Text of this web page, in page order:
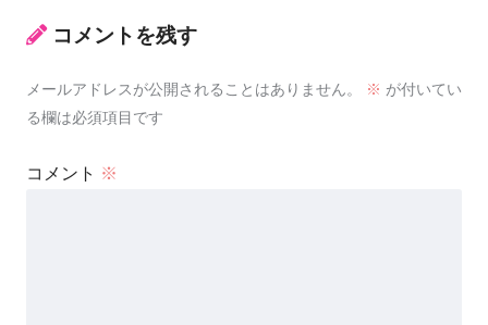
コメントを残す
メールアドレスが公開されることはありません。 ※ が付いてい
る欄は必須項目です
コメント ※